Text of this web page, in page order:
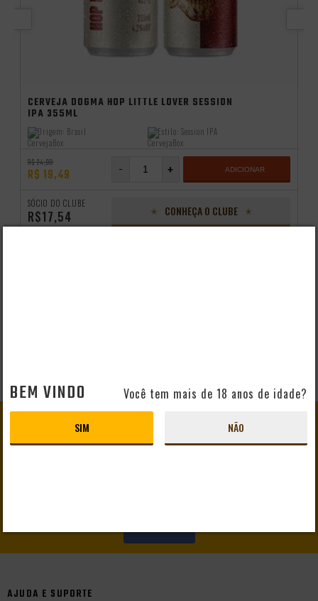
CERVEJA DOGMA HOP LITTLE LOVER SESSION
IPA 355ML
Origem: Brasil Estilo: Session IPA
R$ 24,99
R$ 19,49 +
- ADICIONAR
SÓCIO DO CLUBE
R$17,54 CONHEÇA O CLUBE
GANHE 10% DE DESCONTO
EM SEU PRIMEIRO PEDIDO
CADASTRAR
AJUDA E SUPORTE
BEM VINDO Você tem mais de 18 anos de idade?
SIM NÃO